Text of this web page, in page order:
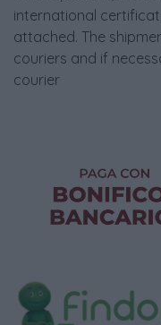
international
attached. The
couriers and if
courier